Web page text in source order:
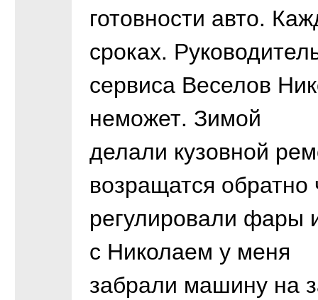
готовности авто.
сроках.
сервиса Веселов
неможет. Зимой
делали кузовной
возращатся обратно
регулировали фары
с Николаем у меня
забрали машину на